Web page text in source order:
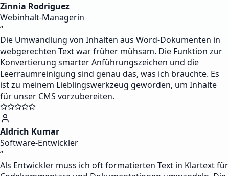
Zinnia Rodriguez
Webinhalt-Managerin
“
Die Umwandlung von Inhalten aus Word-Dokumenten in
webgerechten Text war früher mühsam. Die Funktion zur
Konvertierung smarter Anführungszeichen und die
Leerraumreinigung sind genau das, was ich brauchte. Es
ist zu meinem Lieblingswerkzeug geworden, um Inhalte
für unser CMS vorzubereiten.
Aldrich Kumar
Software-Entwickler
“
Als Entwickler muss ich oft formatierten Text in Klartext für